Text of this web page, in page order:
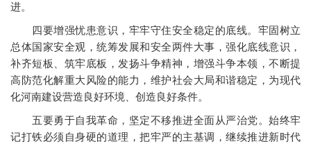
进。
四要增强忧患意识，牢牢守住安全稳定的底线。牢固树立
总体国家安全观，统筹发展和安全两件大事，强化底线意识，
补齐短板、筑牢底板，发扬斗争精神，增强斗争本领，不断提
高防范化解重大风险的能力，维护社会大局和谐稳定，为现代
化河南建设营造良好环境、创造良好条件。
五要勇于自我革命，坚定不移推进全面从严治党。始终牢
记打铁必须自身硬的道理，把牢严的主基调，继续推进新时代